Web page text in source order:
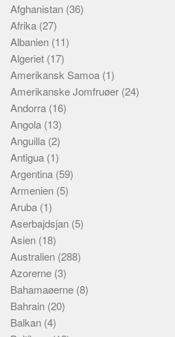
Afghanistan (36)
Afrika (27)
Albanien (11)
Algeriet (17)
Amerikansk Samoa (1)
Amerikanske Jomfruøer (24)
Andorra (16)
Angola (13)
Anguilla (2)
Antigua (1)
Argentina (59)
Armenien (5)
Aruba (1)
Aserbajdsjan (5)
Asien (18)
Australien (288)
Azorerne (3)
Bahamaøerne (8)
Bahrain (20)
Balkan (4)